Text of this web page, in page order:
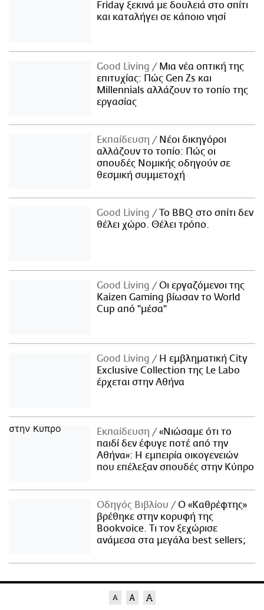
Friday ξεκινά με δουλειά στο σπίτι
και καταλήγει σε κάποιο νησί
Good Living
Μια νέα οπτική της
επιτυχίας: Πώς Gen Zs και
Millennials αλλάζουν το τοπίο της
εργασίας
Εκπαίδευση
Νέοι δικηγόροι
αλλάζουν το τοπίο: Πώς οι
σπουδές Νομικής οδηγούν σε
θεσμική συμμετοχή
Good Living
Το BBQ στο σπίτι δεν
θέλει χώρο. Θέλει τρόπο.
Good Living
Οι εργαζόμενοι της
Kaizen Gaming βίωσαν το World
Cup από "μέσα"
Good Living
Η εμβληματική City
Exclusive Collection της Le Labo
έρχεται στην Αθήνα
Εκπαίδευση
«Νιώσαμε ότι το
παιδί δεν έφυγε ποτέ από την
Αθήνα»: Η εμπειρία οικογενειών
που επέλεξαν σπουδές στην Κύπρο
Οδηγός Βιβλίου
Ο «Καθρέφτης»
βρέθηκε στην κορυφή της
Bookvoice. Τι τον ξεχώρισε
ανάμεσα στα μεγάλα best sellers;